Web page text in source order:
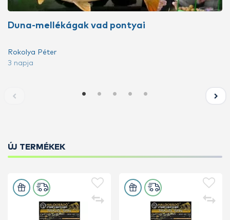
Duna-mellékágak vad pontyai
Rokolya Péter
3 napja
ÚJ TERMÉKEK